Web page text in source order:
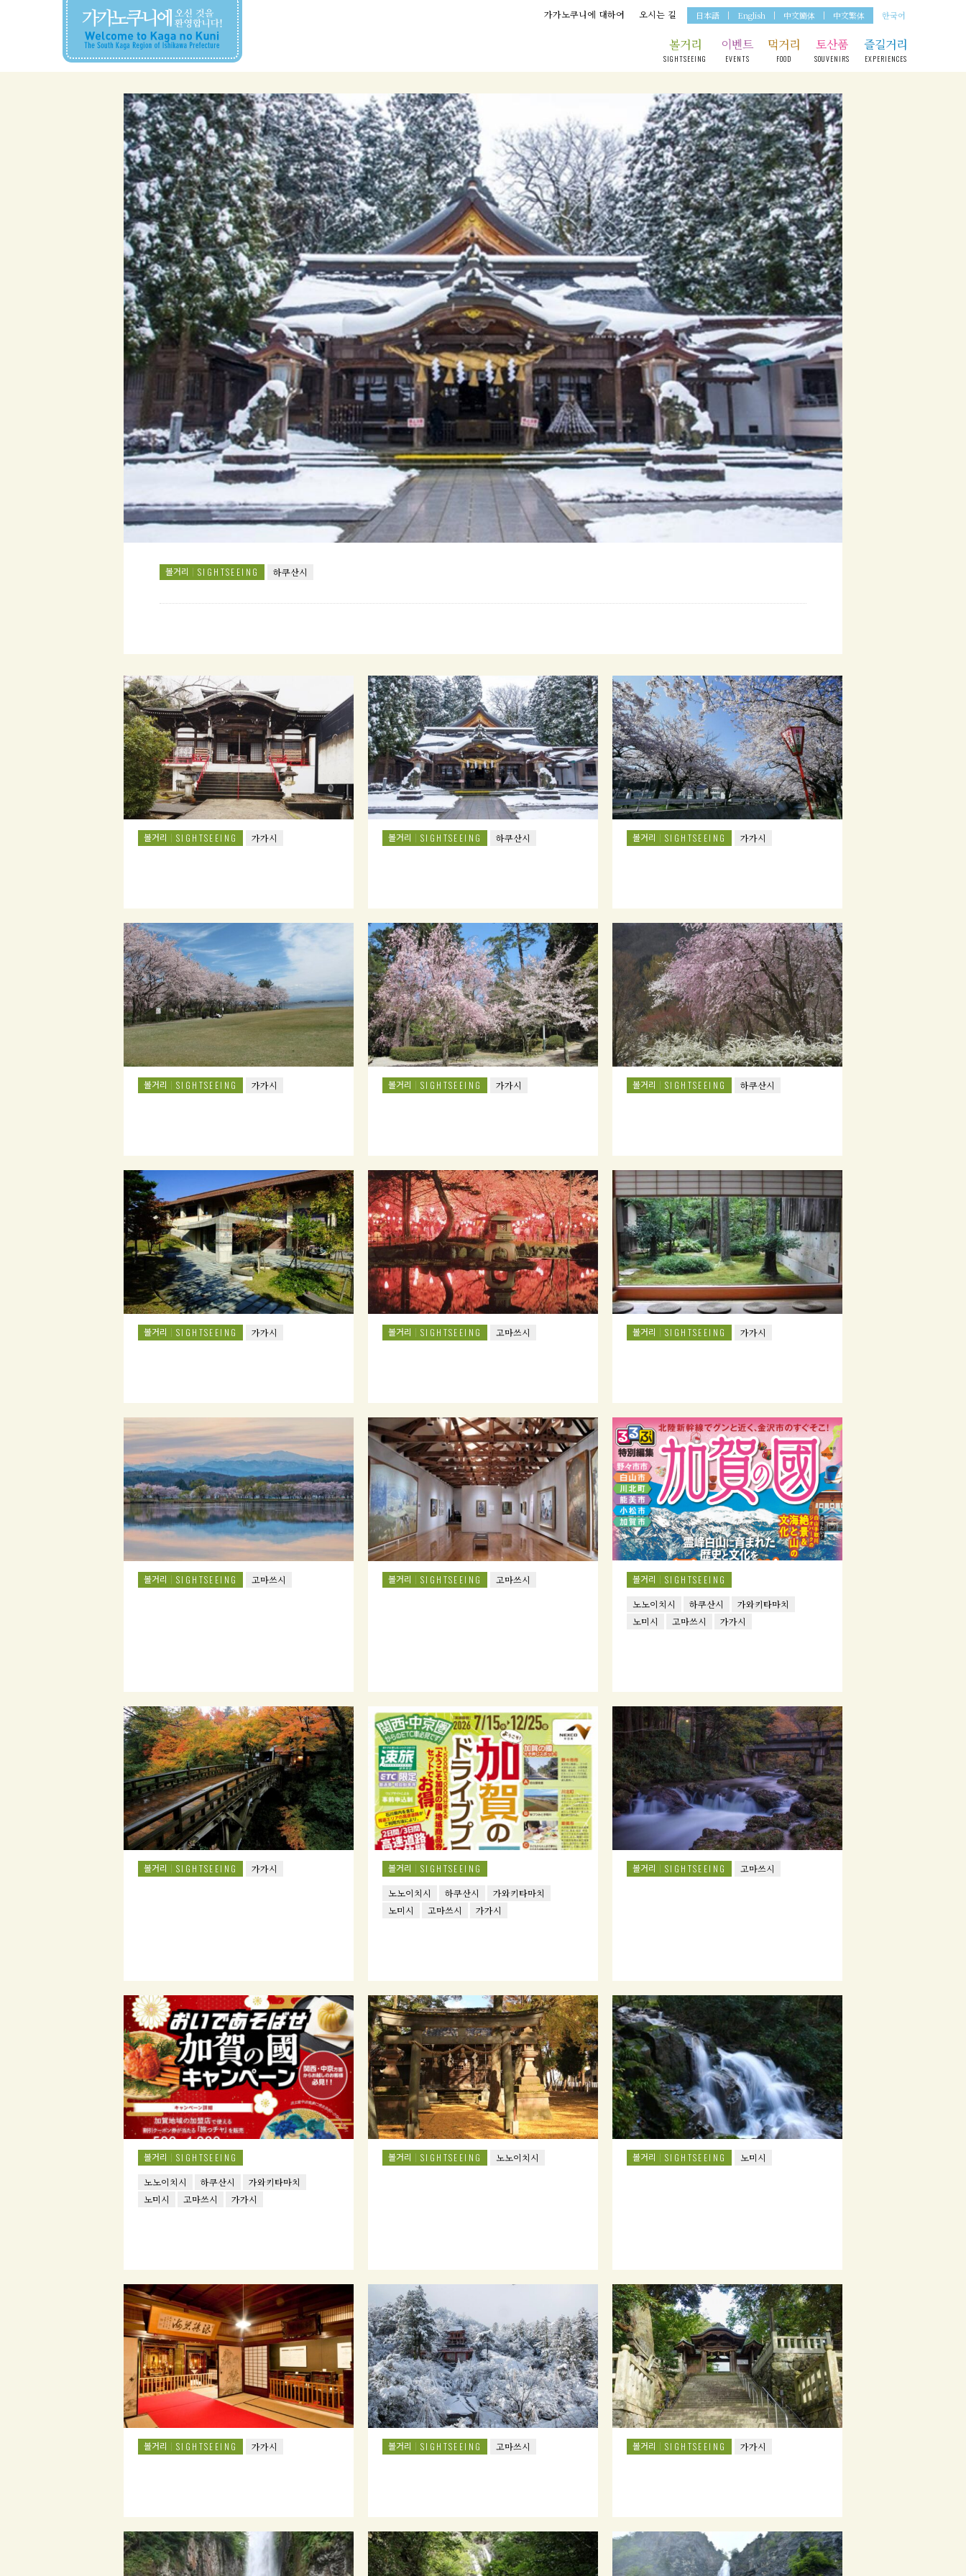
가가노쿠니에 대하여 오시는 길 日本語 English 中文簡体 中文繁体 한국어
볼거리
SIGHTSEEING
이벤트
EVENTS
먹거리
FOOD
토산품
SOUVENIRS
즐길거리
EXPERIENCES
볼거리 SIGHTSEEING 하쿠산시
볼거리 SIGHTSEEING 가가시 볼거리 SIGHTSEEING 하쿠산시 볼거리 SIGHTSEEING 가가시
볼거리 SIGHTSEEING 가가시 볼거리 SIGHTSEEING 가가시 볼거리 SIGHTSEEING 하쿠산시
볼거리 SIGHTSEEING 가가시 볼거리 SIGHTSEEING 고마쓰시 볼거리 SIGHTSEEING 가가시
볼거리 SIGHTSEEING 고마쓰시 볼거리 SIGHTSEEING 고마쓰시 볼거리
SIGHTSEEING
노노이치시
하쿠산시
가와키타마치
노미시
고마쓰시 가가시
볼거리 SIGHTSEEING 가가시 볼거리
SIGHTSEEING
노노이치시
하쿠산시
가와키타마치
노미시
고마쓰시 가가시
볼거리 SIGHTSEEING 고마쓰시
볼거리
SIGHTSEEING
노노이치시
하쿠산시
가와키타마치
노미시
고마쓰시 가가시
볼거리 SIGHTSEEING 노노이치시 볼거리 SIGHTSEEING 노미시
볼거리 SIGHTSEEING 가가시 볼거리 SIGHTSEEING 고마쓰시 볼거리 SIGHTSEEING 가가시